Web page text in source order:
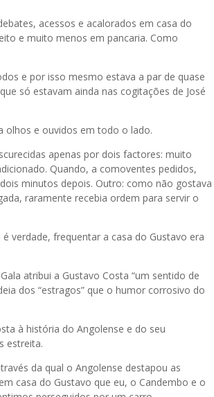
acessos e acalorados em casa do
e muito menos em pancaria. Como
e por isso mesmo estava a par de quase
só estavam ainda nas cogitações de José
olhos e ouvidos em todo o lado.
apenas por dois factores: muito
Quando, a comoventes pedidos,
minutos depois. Outro: como não gostava
raramente recebia ordem para servir o
verdade, frequentar a casa do Gustavo era
atribui a Gustavo Costa “um sentido de
dos “estragos” que o humor corrosivo do
à história do Angolense e do seu
estreita.
da qual o Angolense destapou as
casa do Gustavo que eu, o Candembo e o